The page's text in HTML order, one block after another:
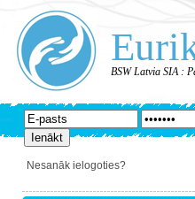
BSW Latvia SIA :
Nesanāk ielogoties?